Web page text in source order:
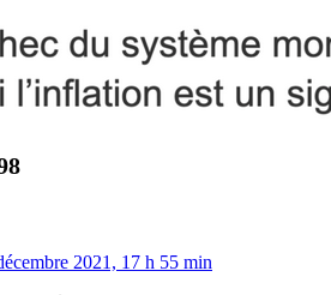
2021, 17 h 55 min